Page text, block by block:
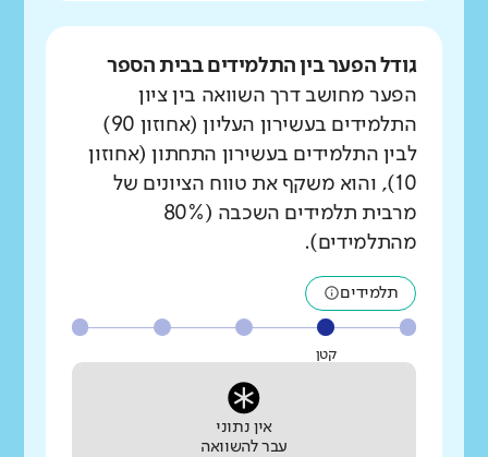
גודל הפער בין התלמידים בבית הספר
הפער מחושב דרך השוואה בין ציון
התלמידים בעשירון העליון (אחוזון 90)
לבין התלמידים בעשירון התחתון (אחוזון
10), והוא משקף את טווח הציונים של
מרבית תלמידים השכבה (80%
מהתלמידים).
תלמידים
קטן
אין נתוני
עבר להשוואה